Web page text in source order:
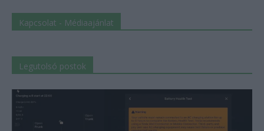
Kapcsolat - Médiaajánlat
Legutolsó postok